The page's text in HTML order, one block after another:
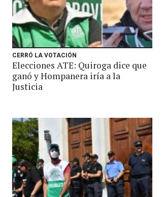
CERRÓ LA VOTACIÓN
Elecciones ATE: Quiroga dice que
ganó y Hompanera iría a la
Justicia